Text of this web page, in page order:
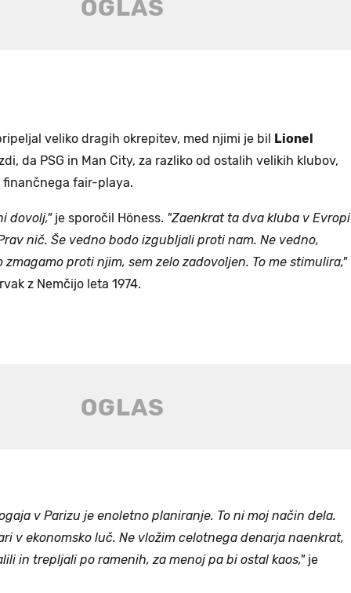
veliko dragih okrepitev, med njimi je bil
Lionel
da PSG in Man City, za razliko od ostalih velikih klubov,
fair-playa.
dovolj,"je sporočil Höness. "Zaenkrat ta dva kluba v Evropi
nič. Še vedno bodo izgubljali proti nam. Ne vedno,
zmagamo proti njim, sem zelo zadovoljen. To me stimulira,"
z Nemčijo leta 1974.
v Parizu je enoletno planiranje. To ni moj način dela.
v ekonomsko luč. Ne vložim celotnega denarja naenkrat,
in trepljali po ramenih, za menoj pa bi ostal kaos,"je